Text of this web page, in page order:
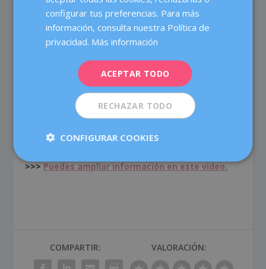
Pues un poco lo que ya hemos comentado: que cuiden
su alimentación y pidan ayuda a un profesional, si es
necesario. Que apuesten por la dieta mediterránea, sin
abusar de la fruta, que contiene fructosa. También es
importante moderar el consumo de calorías extras y
alcohol. Se puede beber vino pero de forma puntual o
muy ocasional. Hacer ejercicio de forma regular y
favorecer un buen sueño reparador. No obstante, es
frecuente tener problemas de sueño en la menopausia,
así que si es necesario puede estar indicada la terapia
hormonal sustitutiva.
>>>Puedes ampliar información en este video.
COMPARTIR: VALORACIÓN:
configurar tus preferencias. Para más
información, consulta nuestra Política de
privacidad. Más información
ACEPTAR TODO
RECHAZAR TODO
CONFIGURAR COOKIES